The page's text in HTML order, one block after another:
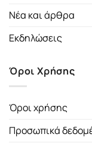
Νέα και άρθρα
Εκδηλώσεις
Όροι Χρήσης
Όροι χρήσης
Προσωπικά